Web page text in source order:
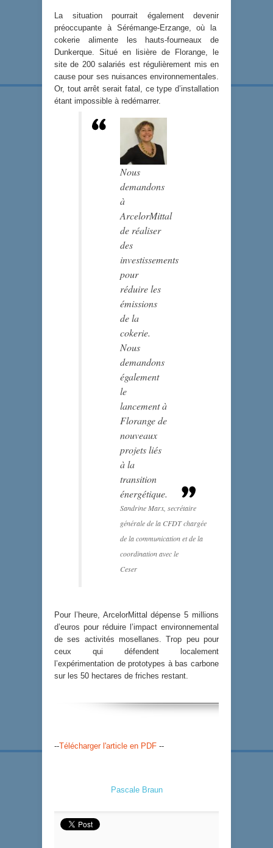
La situation pourrait également devenir
préoccupante à Sérémange-Erzange, où la
cokerie alimente les hauts-fourneaux de
Dunkerque. Situé en lisière de Florange, le
site de 200 salariés est régulièrement mis en
cause pour ses nuisances environnementales.
Or, tout arrêt serait fatal, ce type d’installation
étant impossible à redémarrer.
Nous
demandons
à
ArcelorMittal
de réaliser
des
investissements
pour
réduire les
émissions
de la
cokerie.
Nous
demandons
également
le
lancement à
Florange de
nouveaux
projets liés
à la
transition
énergétique.
Sandrine Marx, secrétaire
générale de la CFDT chargée
de la communication et de la
coordination avec le
Ceser
Pour l’heure, ArcelorMittal dépense 5 millions
d’euros pour réduire l’impact environnemental
de ses activités mosellanes. Trop peu pour
ceux qui défendent localement
l’expérimentation de prototypes à bas carbone
sur les 50 hectares de friches restant.
--Télécharger l'article en PDF --
Pascale Braun